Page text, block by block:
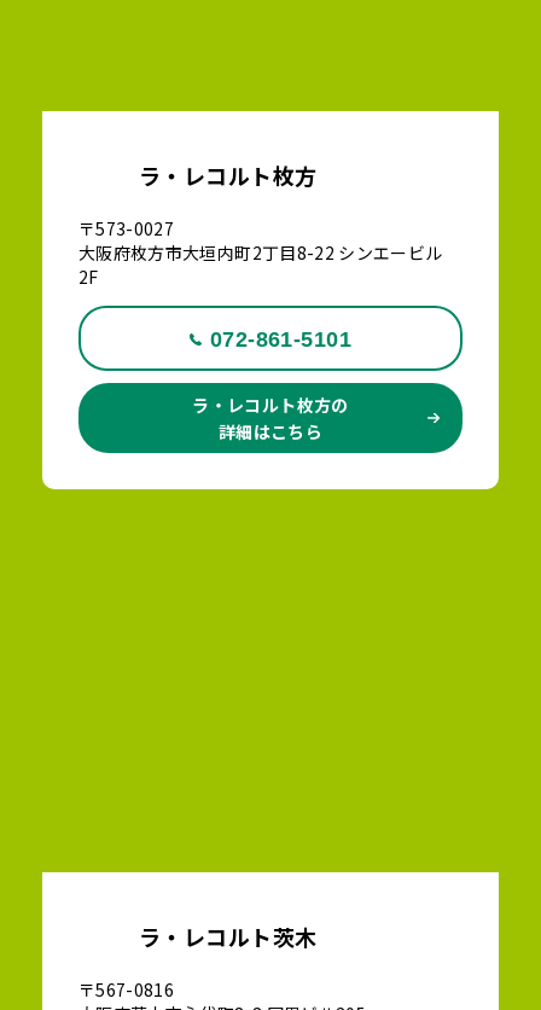
ラ・レコルト枚方
〒573-0027
大阪府枚方市大垣内町2丁目8-22 シンエービル
2F
072-861-5101
ラ・レコルト枚方の
詳細はこちら
ラ・レコルト茨木
〒567-0816